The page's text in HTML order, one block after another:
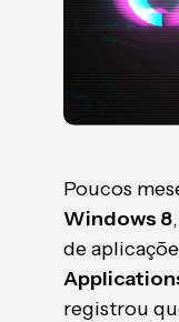
Poucos
Windows 8
de
registrou